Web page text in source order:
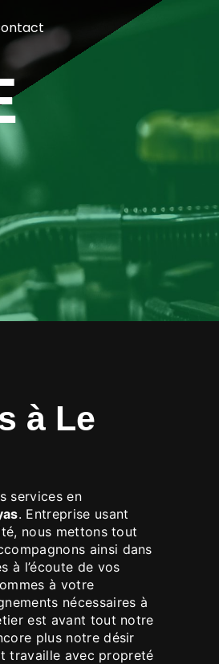
services en
. Entreprise usant
nous mettons tout
ainsi dans
à l’écoute de vos
à votre
nécessaires à
est avant tout notre
plus notre désir
travaille avec propreté